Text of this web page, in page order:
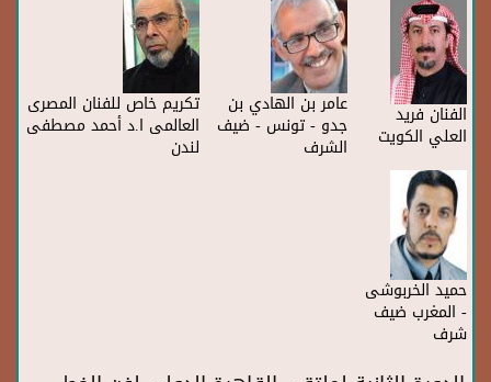
الفنان فريد
العلي الكويت
عامر بن الهادي بن
جدو - تونس - ضيف
الشرف
تكريم خاص للفنان المصرى
العالمى ا.د أحمد مصطفى
لندن
حميد الخربوشى
- المغرب ضيف
شرف